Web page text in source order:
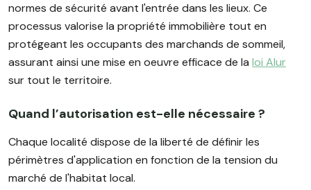
normes de sécurité avant l'entrée dans les lieux. Ce
processus valorise la propriété immobilière tout en
protégeant les occupants des marchands de sommeil,
assurant ainsi une mise en oeuvre efficace de la loi Alur
sur tout le territoire.
Quand l’autorisation est-elle nécessaire ?
Chaque localité dispose de la liberté de définir les
périmètres d'application en fonction de la tension du
marché de l'habitat local.